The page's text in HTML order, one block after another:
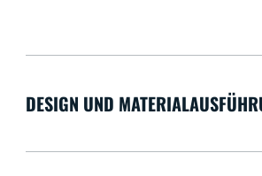
DESIGN UND